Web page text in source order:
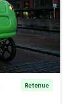
Retenue